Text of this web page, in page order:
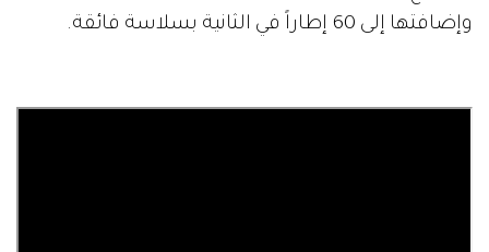
وإضافتها إلى 60 إطاراً في الثانية بسلاسة فائقة.